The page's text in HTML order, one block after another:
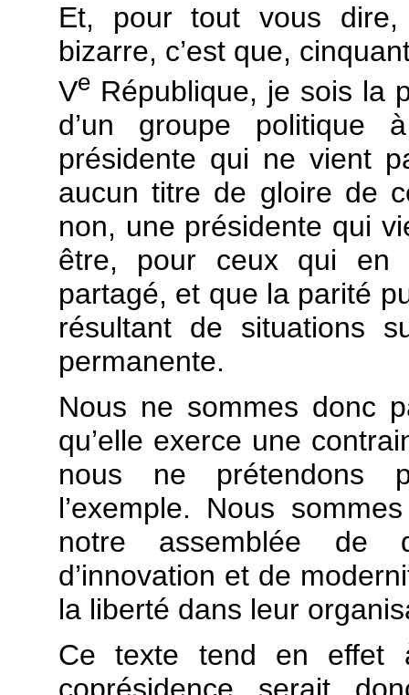
Et, pour tout vous
bizarre, c’est que,
VeRépublique, je sois la
d’un groupe politique
présidente qui ne vient
aucun titre de gloire de
non, une présidente qui
être, pour ceux qui en
partagé, et que la parité
résultant de situations
permanente.
Nous ne sommes donc
qu’elle exerce une
nous ne prétendons
l’exemple. Nous
notre assemblée de
d’innovation et de
la liberté dans leur
Ce texte tend en effet
coprésidence serait